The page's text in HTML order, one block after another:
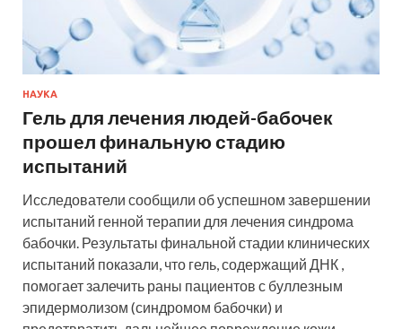
НАУКА
Гель для лечения людей-бабочек
прошел финальную стадию
испытаний
Исследователи сообщили об успешном завершении
испытаний генной терапии для лечения синдрома
бабочки. Результаты финальной стадии клинических
испытаний показали, что гель, содержащий ДНК ,
помогает залечить раны пациентов с буллезным
эпидермолизом (синдромом бабочки) и